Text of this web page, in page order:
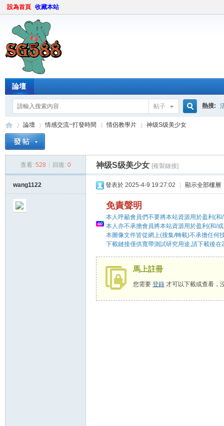
設為首頁 收藏本站
論壇
帖子 熱搜:
論壇
›
情感交流~打發時間
›
情侶教學片
›
神级S级美少女
查看: 528 回復: 0 神级S级美少女 [複製鏈接]
wang1122 發表於 2025-4-9 19:27:02 顯示全部樓層
免責聲明
本人呼籲會員們不要將本站資源用於盈利(和
本人亦不承擔會員將本站資源用於盈利(和/
本圖像文件皆從網上(搜集/轉載)不承擔任何
下載鏈接僅供寬帶測試研究用途,請下載後
馬上註冊
您需要 登錄 才可以下載或查看，